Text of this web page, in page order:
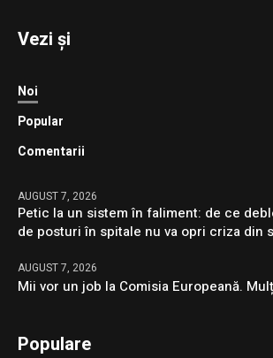
Vezi și
Noi
Popular
Comentarii
AUGUST 7, 2026
Petic la un sistem în faliment: de ce
de posturi în spitale nu va opri criza din
AUGUST 7, 2026
Mii vor un job la Comisia Europeană.
Populare